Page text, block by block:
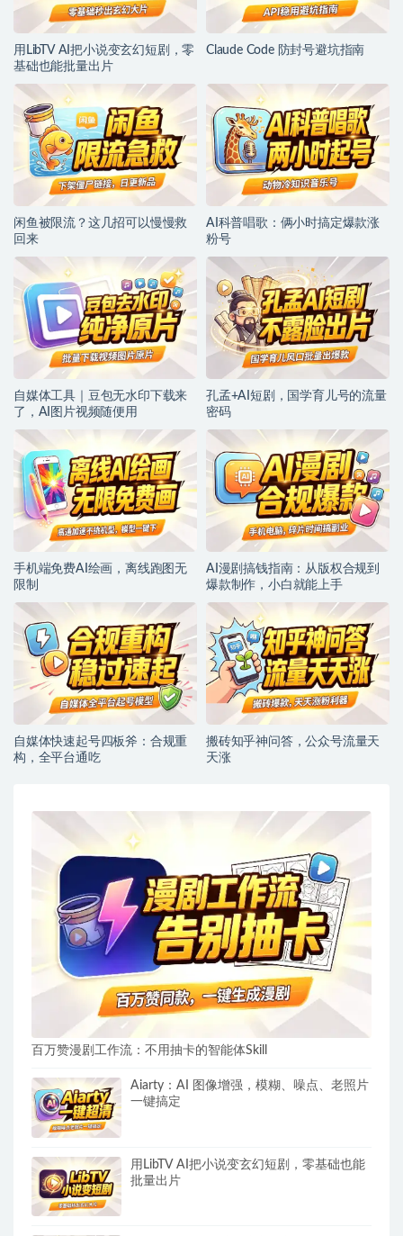
用LibTV AI把小说变玄幻短剧，零
基础也能批量出片
Claude Code 防封号避坑指南
闲鱼被限流？这几招可以慢慢救
回来
AI科普唱歌：俩小时搞定爆款涨
粉号
自媒体工具｜豆包无水印下载来
了，AI图片视频随便用
孔孟+AI短剧，国学育儿号的流量
密码
手机端免费AI绘画，离线跑图无
限制
AI漫剧搞钱指南：从版权合规到
爆款制作，小白就能上手
自媒体快速起号四板斧：合规重
构，全平台通吃
搬砖知乎神问答，公众号流量天
天涨
百万赞漫剧工作流：不用抽卡的智能体Skill
Aiarty：AI 图像增强，模糊、噪点、老照片
一键搞定
用LibTV AI把小说变玄幻短剧，零基础也能
批量出片